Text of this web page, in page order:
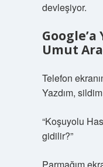
devleşiyor.
Google’a
Umut
Telefon
Yazdım,
“Koşuyolu
gidilir?”